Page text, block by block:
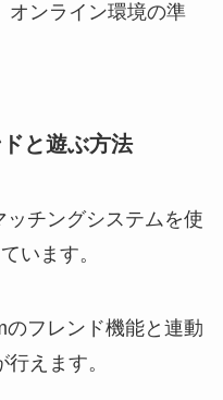
オンライン環境の準
と遊ぶ方法
チングシステムを使
います。
フレンド機能と連動
えます。